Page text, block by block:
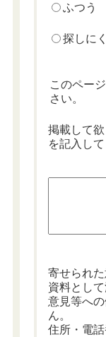
ふつう
探しに
このペー
さい。
掲載して
を記入して
寄せられ
資料とし
意見等へ
ん。
住所・電